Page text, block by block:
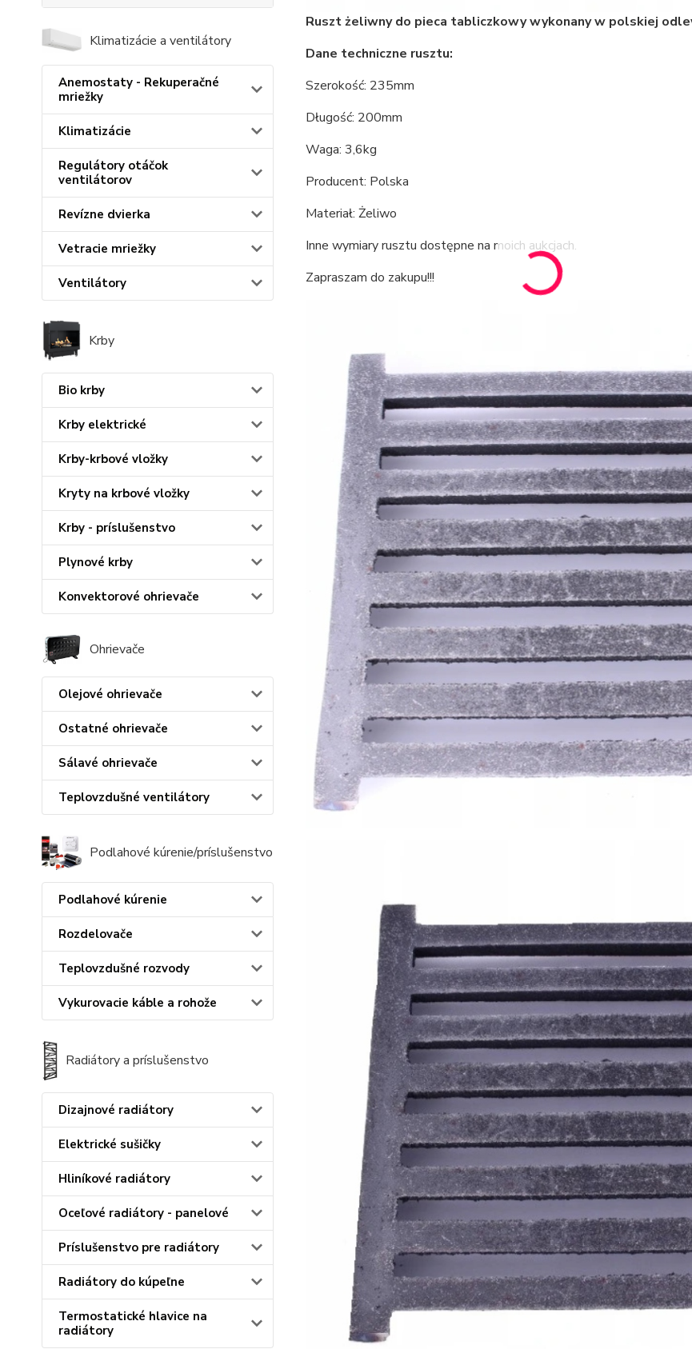
Klimatizácie a ventilátory
Anemostaty - Rekuperačné
mriežky
Klimatizácie
Regulátory otáčok
ventilátorov
Revízne dvierka
Vetracie mriežky
Ventilátory
Krby
Bio krby
Krby elektrické
Krby-krbové vložky
Kryty na krbové vložky
Krby - príslušenstvo
Plynové krby
Konvektorové ohrievače
Ohrievače
Olejové ohrievače
Ostatné ohrievače
Sálavé ohrievače
Teplovzdušné ventilátory
Podlahové kúrenie/príslušenstvo
Podlahové kúrenie
Rozdelovače
Teplovzdušné rozvody
Vykurovacie káble a rohože
Radiátory a príslušenstvo
Dizajnové radiátory
Elektrické sušičky
Hliníkové radiátory
Oceľové radiátory - panelové
Príslušenstvo pre radiátory
Radiátory do kúpeľne
Termostatické hlavice na
radiátory
Ruszt żeliwny do pieca tabliczkowy wykonany w polskiej
Dane techniczne rusztu:
Szerokość: 235mm
Długość: 200mm
Waga: 3,6kg
Producent: Polska
Materiał: Żeliwo
Inne wymiary rusztu dostępne na moich aukcjach.
Zapraszam do zakupu!!!